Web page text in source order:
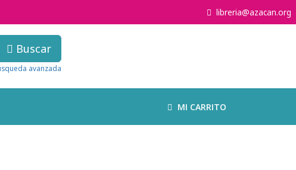
libreria@azacan.org
Buscar
avanzada
MI CARRITO